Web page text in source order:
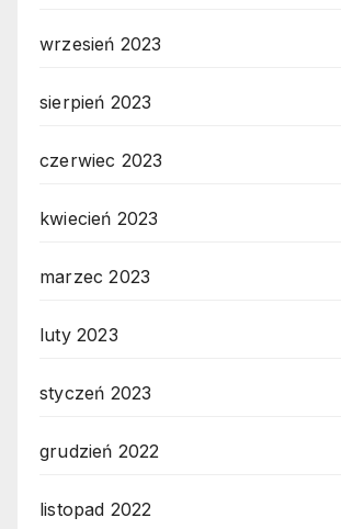
wrzesień 2023
sierpień 2023
czerwiec 2023
kwiecień 2023
marzec 2023
luty 2023
styczeń 2023
grudzień 2022
listopad 2022